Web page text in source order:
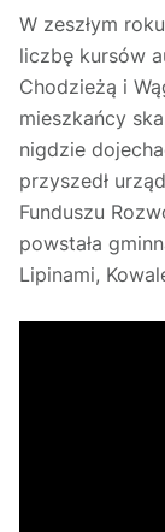
W zeszłym
liczbę kursów
Chodzieżą i
mieszkańcy
nigdzie
przyszedł
Funduszu
powstała
Lipinami,